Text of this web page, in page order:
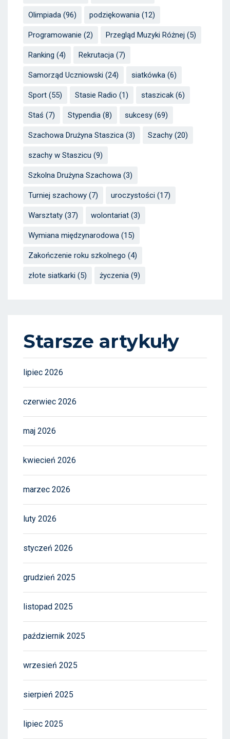
Olimpiada (96) podziękowania (12)
Programowanie (2) Przegląd Muzyki Różnej (5)
Ranking (4) Rekrutacja (7)
Samorząd Uczniowski (24) siatkówka (6)
Sport (55) Stasie Radio (1) staszicak (6)
Staś (7) Stypendia (8) sukcesy (69)
Szachowa Drużyna Staszica (3) Szachy (20)
szachy w Staszicu (9)
Szkolna Drużyna Szachowa (3)
Turniej szachowy (7) uroczystości (17)
Warsztaty (37) wolontariat (3)
Wymiana międzynarodowa (15)
Zakończenie roku szkolnego (4)
złote siatkarki (5) życzenia (9)
Starsze artykuły
lipiec 2026
czerwiec 2026
maj 2026
kwiecień 2026
marzec 2026
luty 2026
styczeń 2026
grudzień 2025
listopad 2025
październik 2025
wrzesień 2025
sierpień 2025
lipiec 2025